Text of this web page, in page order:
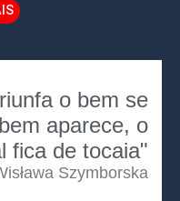
o bem se
aparece, o
fica de tocaia"
Szymborska